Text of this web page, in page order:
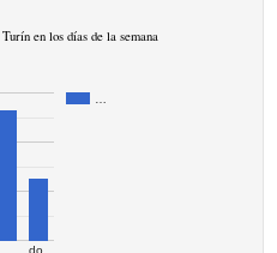
en los días de la semana
do.